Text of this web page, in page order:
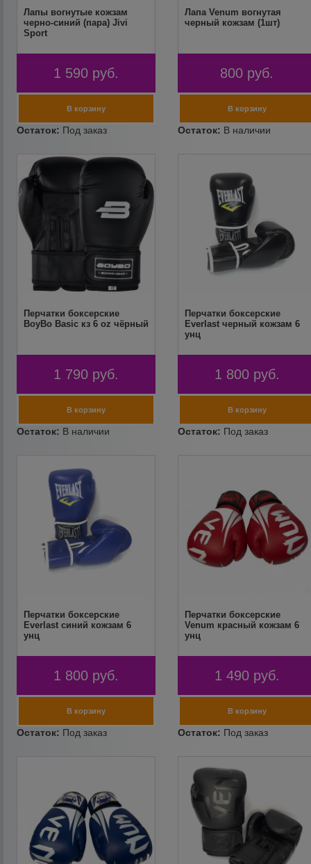
Лапы вогнутые кожзам
черно-синий (пара) Jivi
Sport
1 590 руб.
Лапа Venum вогнутая
черный кожзам (1шт)
800 руб.
Перчатки боксерские
BoyBo Basic кз 6 oz чёрный
1 790 руб.
Перчатки боксерские
Everlast черный кожзам 6
унц
1 800 руб.
Перчатки боксерские
Everlast синий кожзам 6
унц
1 800 руб.
Перчатки боксерские
Venum красный кожзам 6
унц
1 490 руб.